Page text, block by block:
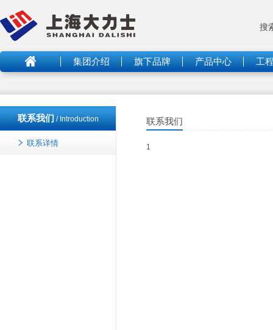
搜
集团介绍 旗下品牌 产品中心 工
联系我们 / Introduction
联系详情
联系我们
1